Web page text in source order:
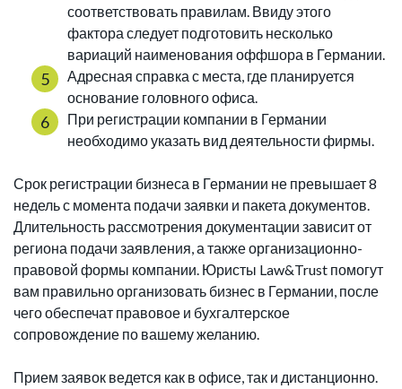
соответствовать правилам. Ввиду этого
фактора следует подготовить несколько
вариаций наименования оффшора в Германии.
Адресная справка с места, где планируется
основание головного офиса.
При регистрации компании в Германии
необходимо указать вид деятельности фирмы.
Срок регистрации бизнеса в Германии не превышает 8
недель с момента подачи заявки и пакета документов.
Длительность рассмотрения документации зависит от
региона подачи заявления, а также организационно-
правовой формы компании. Юристы Law&Trust помогут
вам правильно организовать бизнес в Германии, после
чего обеспечат правовое и бухгалтерское
сопровождение по вашему желанию.
Прием заявок ведется как в офисе, так и дистанционно.